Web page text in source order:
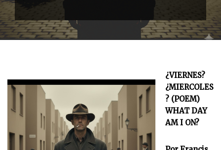
¿VIERNES?
¿MIERCOLES
? (POEM)
WHAT DAY
AM I ON?